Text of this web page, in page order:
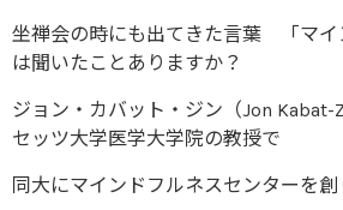
坐禅会の時にも出てきた言葉 「マイ
は聞いたことありますか？
ジョン・カバット・ジン（Jon Kabat-
セッツ大学医学大学院の教授で
同大にマインドフルネスセンターを創